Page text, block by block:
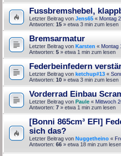
Fussbremshebel,
Letzter Beitrag von Jens65 « Montag
Antworten: 15 » etwa 3 min zum lesen
Bremsarmatur
Letzter Beitrag von Karsten « Montag
Antworten: 5 » etwa 1 min zum lesen
Federbeinfedern
Letzter Beitrag von ketchup#13 «
Antworten: 10 » etwa 3 min zum lesen
Vorderrad Einbau
Letzter Beitrag von Paule « Mittwoch
Antworten: 7 » etwa 1 min zum lesen
[Bonni 865cm³ EFI]
sich das?
Letzter Beitrag von Nuggetheino «
Antworten: 66 » etwa 18 min zum lesen